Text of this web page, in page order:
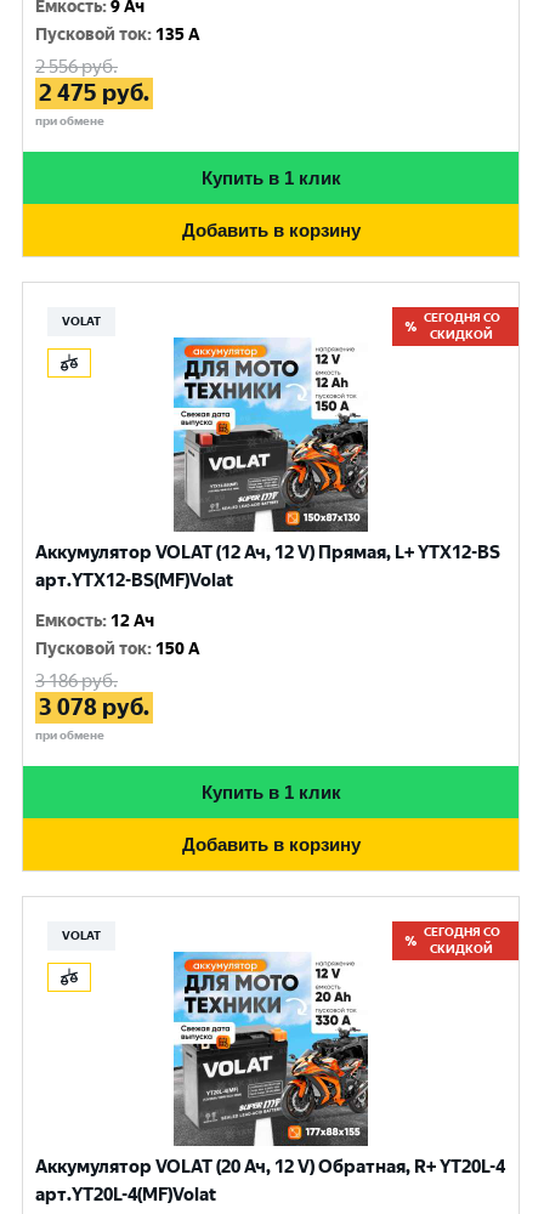
Емкость:9 Ач
Пусковой ток: 135 A
2 556руб.
2 475 руб.
при обмене
Купить в 1 клик
Добавить в корзину
VOLAT
СЕГОДНЯ СО
СКИДКОЙ
Аккумулятор VOLAT (12 Ач, 12 V) Прямая, L+ YTX12-BS
арт.YTX12-BS(MF)Volat
Емкость: 12 Ач
Пусковой ток: 150 A
3 186руб.
3 078 руб.
при обмене
Купить в 1 клик
Добавить в корзину
VOLAT
СЕГОДНЯ СО
СКИДКОЙ
Аккумулятор VOLAT (20 Ач, 12 V) Обратная, R+ YT20L-4
арт.YT20L-4(MF)Volat